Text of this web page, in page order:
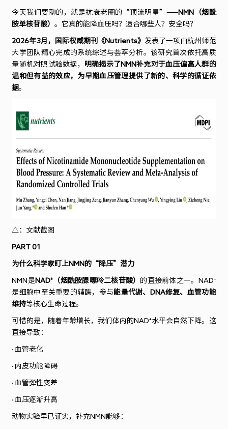
果
最
明
显
今天我们要聊的，就是抗衰老圈的 “顶流明星”——NMN
（烟酰
胺单核苷酸）。它真的能降血压吗？适合哪些人？安全吗？
2026年3月，国际权威期刊《 Nutrients》 发表了一项由杭州师范
大学团队精心完成的系统综述与荟萃分析。该研究首次依托高质
量随机对照试验数据， 明确揭示了 NMN补充对于血压偏高人群的
温和但有益的效应，为早期血压管理提供了新的、科学的循证依
据。
△ ：文献截图
PART 01
为什么科学家盯上NMN 的 “降压”潜力
NMN 是NAD⁺（烟酰胺腺嘌呤二核苷酸） 的直接前体之一。
NAD⁺
是细胞中至关重要的辅酶，参与能量代谢、 DNA修复、血管功能
维持等核心生命过程。
可惜的是，随着年龄增长，我们体内的NAD⁺水平会自然下降。这
直接导致：
· 血管老化
· 内皮功能障碍
· 血管弹性变差
· 血压逐渐升高
动物实验早已证实，补充NMN能够：